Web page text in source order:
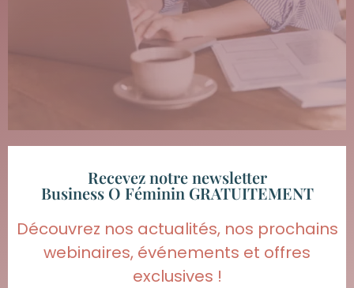
Recevez notre newsletter
Business O Féminin GRATUITEMENT
Découvrez nos actualités, nos prochains
webinaires, événements et offres
exclusives !